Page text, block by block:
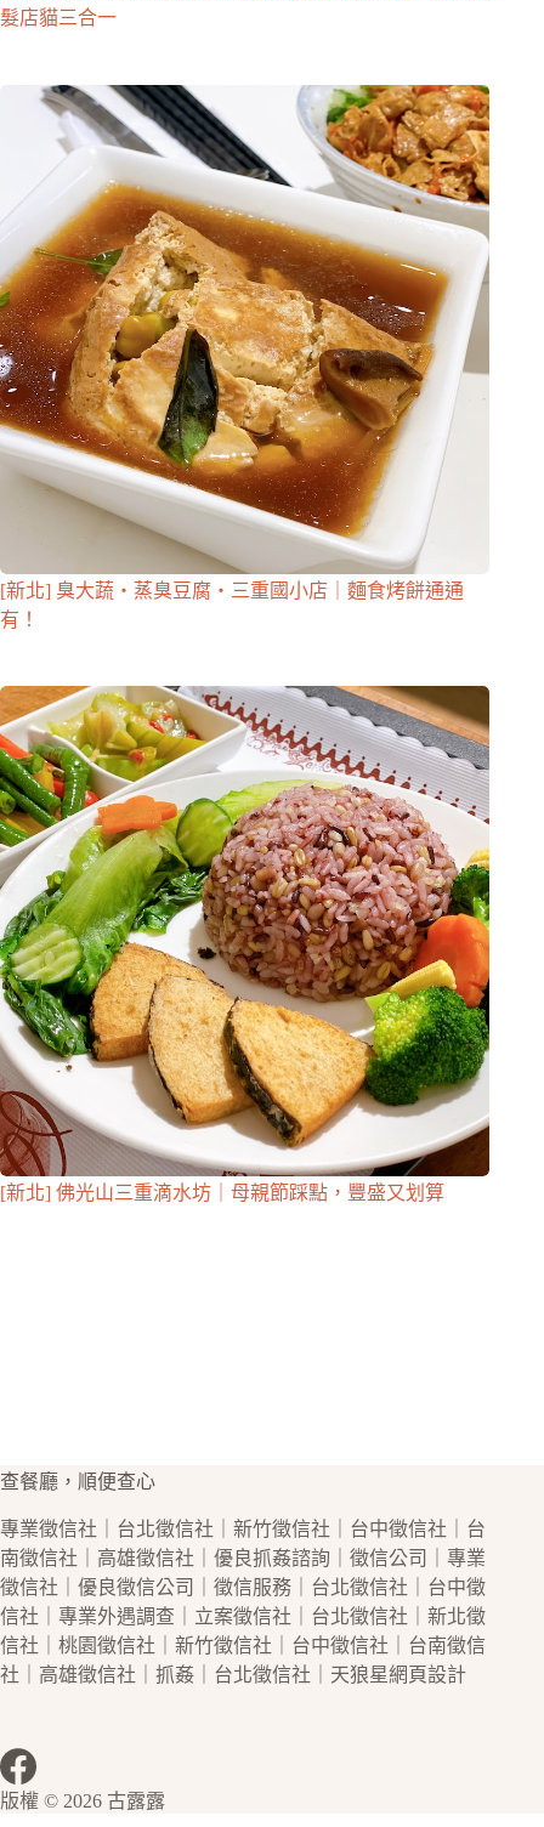
髮店貓三合一
[新北] 臭大蔬・蒸臭豆腐・三重國小店｜麵食烤餅通通
有！
[新北] 佛光山三重滴水坊｜母親節踩點，豐盛又划算
查餐廳，順便查心
專業徵信社 台北徵信社 新竹徵信社 台中徵信社
台
南徵信社
高雄徵信社 ｜優良抓姦諮詢｜ 徵信公司
｜專業
徵信社 ｜優良徵信公司 徵信服務｜ 台北徵信社
台中徵
信社 ｜專業外遇調查｜立案徵信社 台北徵信社
新北徵
信社
桃園徵信社 新竹徵信社 台中徵信社
台南徵信
社
高雄徵信社 抓姦 台北徵信社 ｜天狼星網頁設計
版權 © 2026 古露露